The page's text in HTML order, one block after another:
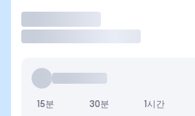
15분 30분 1시간